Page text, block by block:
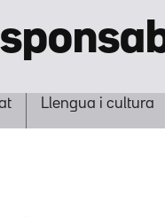
Llengua i cultura